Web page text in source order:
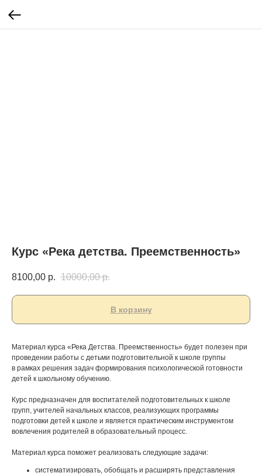
Курс «Река детства. Преемственность»
8100,00 р. 10000,00 р.
В корзину
Материал курса «Река Детства. Преемственность» будет полезен при
проведении работы с детьми подготовительной к школе группы
в рамках решения задач формирования психологической готовности
детей к школьному обучению.
Курс предназначен для воспитателей подготовительных к школе
групп, учителей начальных классов, реализующих программы
подготовки детей к школе и является практическим инструментом
вовлечения родителей в образовательный процесс.
Материал курса поможет реализовать следующие задачи:
систематизировать, обобщать и расширять представления